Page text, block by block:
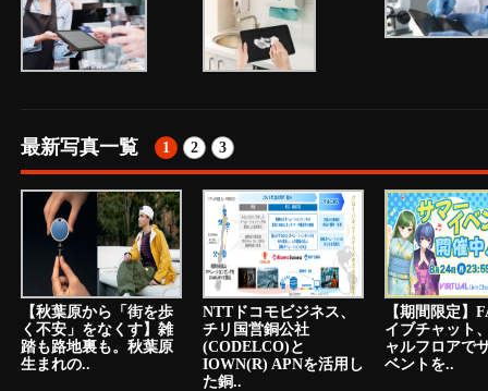
最新写真一覧 1 2 3
【秋葉原から「街を歩
く不安」をなくす】雑
踏も路地裏も。秋葉原
生まれの..
NTTドコモビジネス、
チリ国営銅公社
(CODELCO)と
IOWN(R) APNを活用し
た銅..
【期間限定】
イブチャット
ャルフロアで
ベントを..